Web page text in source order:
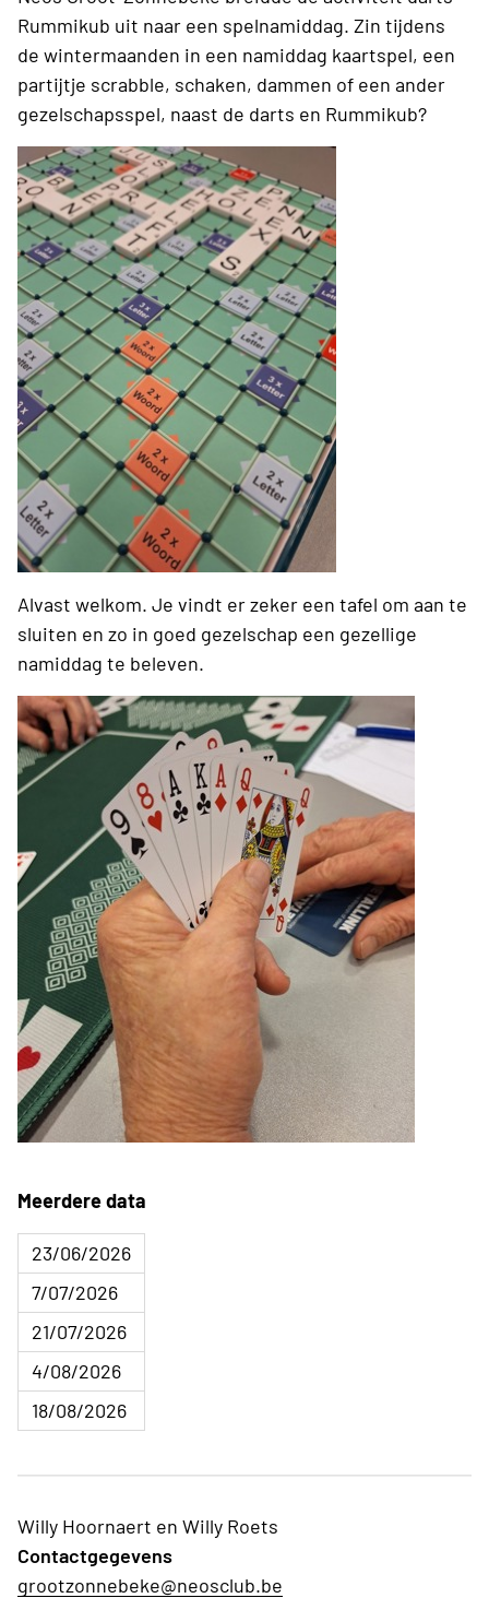
Rummikub uit naar een spelnamiddag. Zin tijdens
de wintermaanden in een namiddag kaartspel, een
partijtje scrabble, schaken, dammen of een ander
gezelschapsspel, naast de darts en Rummikub?
Alvast welkom. Je vindt er zeker een tafel om aan te
sluiten en zo in goed gezelschap een gezellige
namiddag te beleven.
Meerdere data
23/06/2026
7/07/2026
21/07/2026
4/08/2026
18/08/2026
Willy Hoornaert en Willy Roets
Contactgegevens
grootzonnebeke@neosclub.be